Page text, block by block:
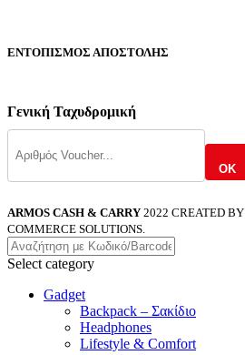
ΕΝΤΟΠΙΣΜΟΣ ΑΠΟΣΤΟΛΗΣ
Γενική Ταχυδρομική
OK
ARMOS CASH & CARRY 2022 CREATED BY
COMMERCE SOLUTIONS.
Select category
Gadget
Backpack – Σακίδιο
Headphones
Lifestyle & Comfort